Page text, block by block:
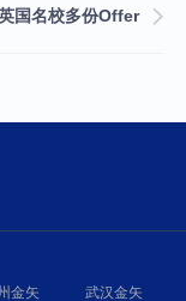
国名校多份Offer
金矢
武汉金矢